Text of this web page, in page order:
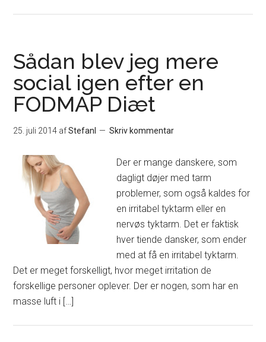
Sådan blev jeg mere
social igen efter en
FODMAP Diæt
25. juli 2014 afStefanl Skriv kommentar
Der er mange danskere, som
dagligt døjer med tarm
problemer, som også kaldes for
en irritabel tyktarm eller en
nervøs tyktarm. Det er faktisk
hver tiende dansker, som ender
med at få en irritabel tyktarm.
Det er meget forskelligt, hvor meget irritation de
forskellige personer oplever. Der er nogen, som har en
masse luft i […]